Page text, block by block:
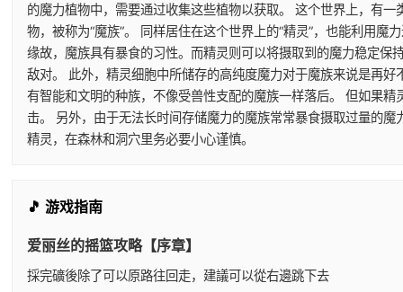
的魔力植物中，需要通过收集这些植物以获取。 这个世界上，有
物，被称为“魔族”。 同样居住在这个世界上的“精灵”，也能利用
缘故，魔族具有暴食的习性。而精灵则可以将摄取到的魔力稳定
敌对。 此外，精灵细胞中所储存的高纯度魔力对于魔族来说是再
有智能和文明的种族，不像受兽性支配的魔族一样落后。 但如果
击。 另外，由于无法长时间存储魔力的魔族常常暴食摄取过量的
精灵，在森林和洞穴里务必要小心谨慎。
🎵 游戏指南
爱丽丝的摇篮攻略【序章】
採完礦後除了可以原路往回走，建議可以從右邊跳下去